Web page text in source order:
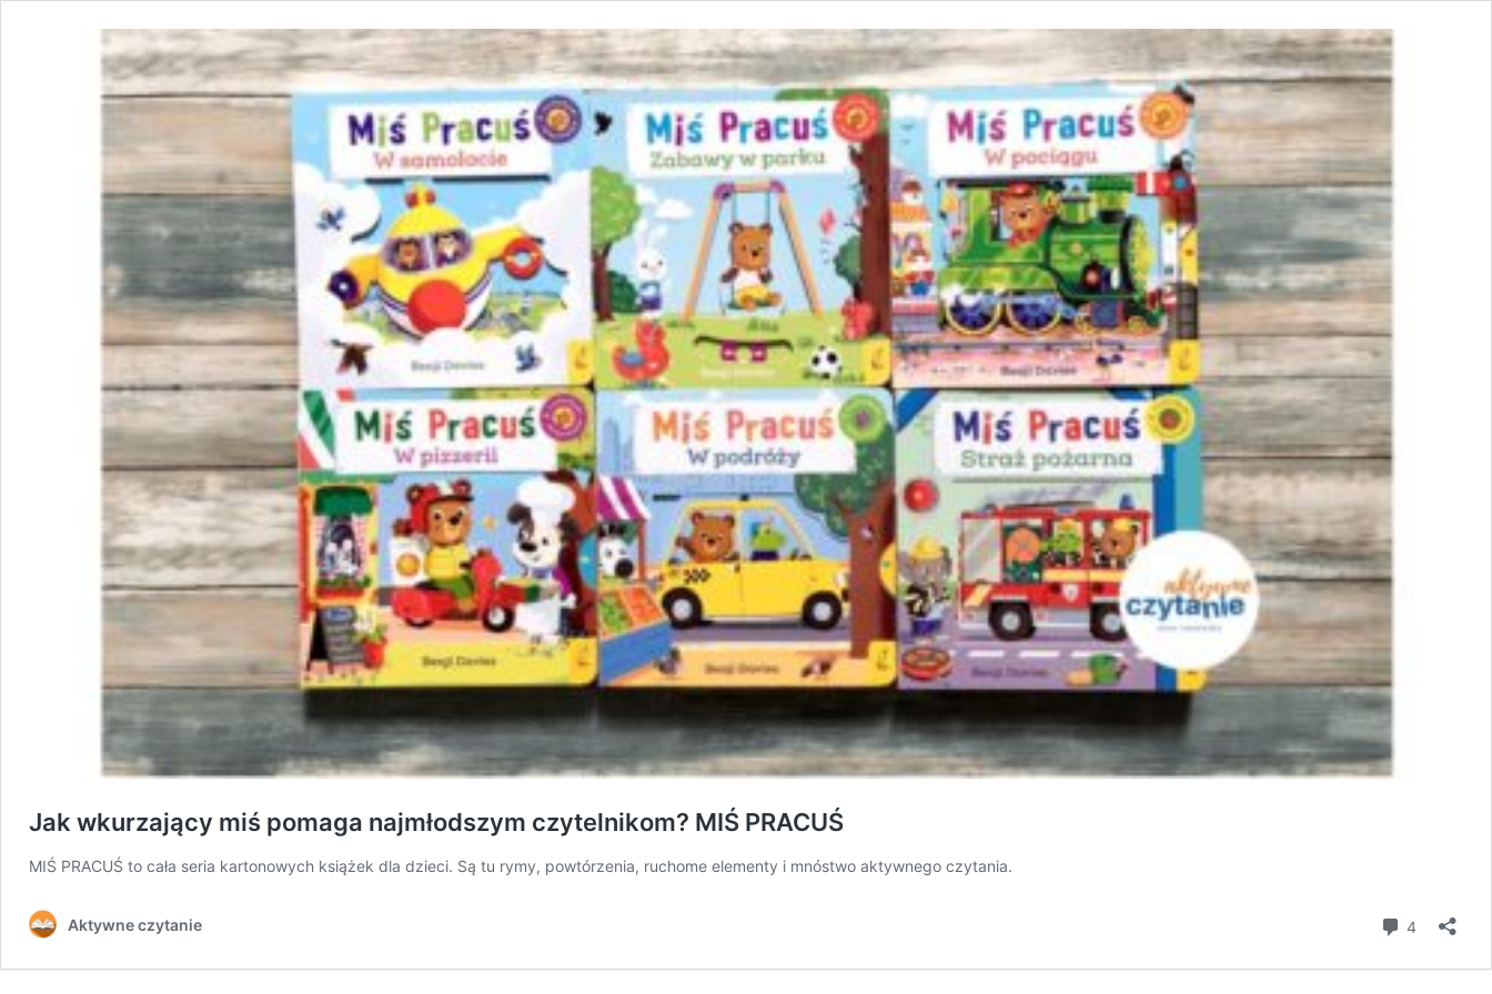
Jak wkurzający miś pomaga najmłodszym czytelnikom? MIŚ PRACUŚ
MIŚ PRACUŚ to cała seria kartonowych książek dla dzieci. Są tu rymy, powtórzenia, ruchome elementy i mnóstwo aktywnego czytania.
Aktywne czytanie 4